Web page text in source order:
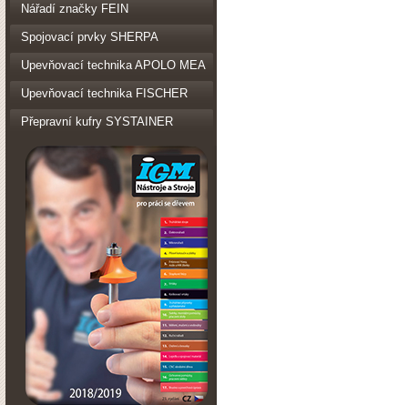
Nářadí značky FEIN
Spojovací prvky SHERPA
Upevňovací technika APOLO MEA
Upevňovací technika FISCHER
Přepravní kufry SYSTAINER